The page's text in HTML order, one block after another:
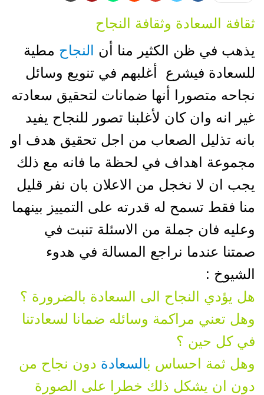
ثقافة السعادة وثقافة النجاح
يذهب في ظن الكثير منا أن النجاح مطية
للسعادة فيشرع أغلبهم في تنويع وسائل
نجاحه متصورا أنها ضمانات لتحقيق سعادته
غير انه وان كان لأغلبنا تصور للنجاح يفيد
بانه تذليل الصعاب من اجل تحقيق هدف او
مجموعة اهداف في لحظة ما فانه مع ذلك
يجب ان لا نخجل من الاعلان بان نفر قليل
منا فقط تسمح له قدرته على التمييز بينهما
وعليه فان جملة من الاسئلة تنبت في
صمتنا عندما نراجع المسالة في هدوء
الشيوخ :
هل يؤدي النجاح الى السعادة بالضرورة ؟
وهل تعني مراكمة وسائله ضمانا لسعادتنا
في كل حين ؟
وهل ثمة احساس بالسعادة دون نجاح من
دون ان يشكل ذلك خطرا على الصورة